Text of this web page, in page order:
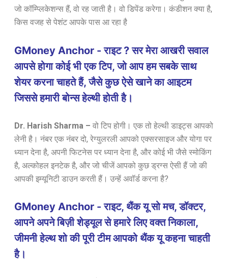
जो कॉम्प्लिकेशन्स हैं, वो रह जाती है। वो डिपेंड करेगा। कंडीशन क्या है,
किस वजह से पेशंट आपके पास आ रहा है
GMoney Anchor - राइट ? सर मेरा आखरी सवाल
आपसे होगा कोई भी एक टिप, जो आप हम सबके साथ
शेयर करना चाहते हैं, जैसे कुछ ऐसे खाने का आइटम
जिससे हमारी बोन्स हेल्थी होती है।
Dr. Harish Sharma – वो टिप होगी। एक तो हेल्थी डाइट्स आपको
लेनी है। नंबर एक नंबर दो, रेग्युलरली आपको एक्सरसाइज और योगा पर
ध्यान देना है, अपनी फिटनेस पर ध्यान देना है, और कोई भी जैसे स्मोकिंग
है, अल्कोहल इनटेक है, और जो चीजें आपको कुछ ड्रग्स ऐसी हैं जो की
आपकी इम्यूनिटी डाउन करती हैं। उन्हें अवॉर्ड करना है?
GMoney Anchor - राइट, थैंक यू सो मच, डॉक्टर,
आपने अपने बिज़ी शेड्यूल से हमारे लिए वक्त निकाला,
जीमनी हेल्थ शो की पूरी टीम आपको थैंक यू कहना चाहती
है।